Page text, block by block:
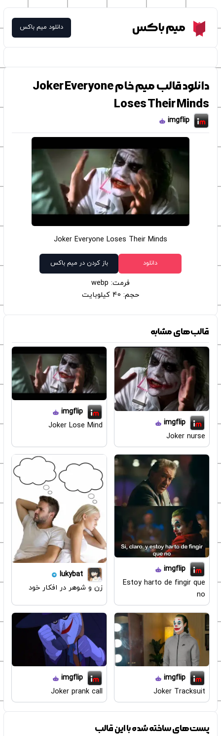
Meme Boxمیم باکس دانلود میم باکس
دانلود قالب میم خام Joker Everyone
Loses Their Minds
imgflip
Joker Everyone Loses Their Minds
دانلود باز کردن در میم باکس
فرمت: webp
حجم: 40 کیلوبایت
قالب‌های مشابه
imgflip
Joker nurse
imgflip
Joker Lose Mind
imgflip
Estoy harto de fingir que
no
lukybat
زن و شوهر در افکار خود
imgflip
Joker Tracksuit
imgflip
Joker prank call
پست‌های ساخته شده با این قالب